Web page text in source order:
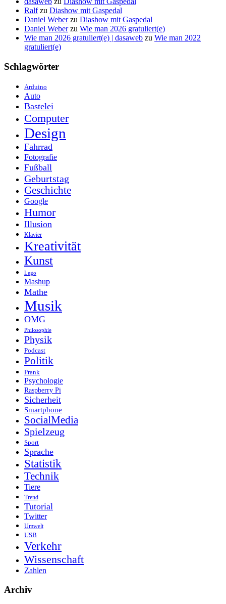
Ralfzu Diashow mit Gaspedal
Daniel Weberzu Diashow mit Gaspedal
Daniel Weberzu Wie man 2026 gratuliert(e)
Wie man 2026 gratuliert(e) | dasaweb zu Wie man 2022
gratuliert(e)
Schlagwörter
Arduino
Auto
Bastelei
Computer
Design
Fahrrad
Fotografie
Fußball
Geburtstag
Geschichte
Google
Humor
Illusion
Klavier
Kreativität
Kunst
Lego
Mashup
Mathe
Musik
OMG
Philosophie
Physik
Podcast
Politik
Prank
Psychologie
Raspberry Pi
Sicherheit
Smartphone
SocialMedia
Spielzeug
Sport
Sprache
Statistik
Technik
Tiere
Trend
Tutorial
Twitter
Umwelt
USB
Verkehr
Wissenschaft
Zahlen
Archiv